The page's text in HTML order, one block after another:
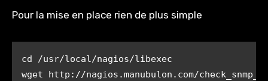
Pour la mise en place rien de plus simple
cd /usr/local/nagios/libexec
wget http://nagios.manubulon.com/